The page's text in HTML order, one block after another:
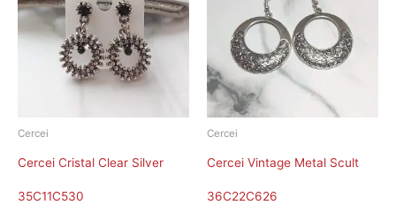
Cercei
Cercei Cristal Clear Silver
35C11C530
72,00 lei.
Cercei
Cercei Vintage Metal Scult
36C22C626
35,00 lei.